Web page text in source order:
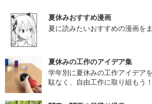
夏休みおすすめ漫画
夏に読みたいおすすめの漫画を
夏休みの工作のアイデア集
学年別に夏休みの工作アイデア
駄なく、自由工作に取り組もう！